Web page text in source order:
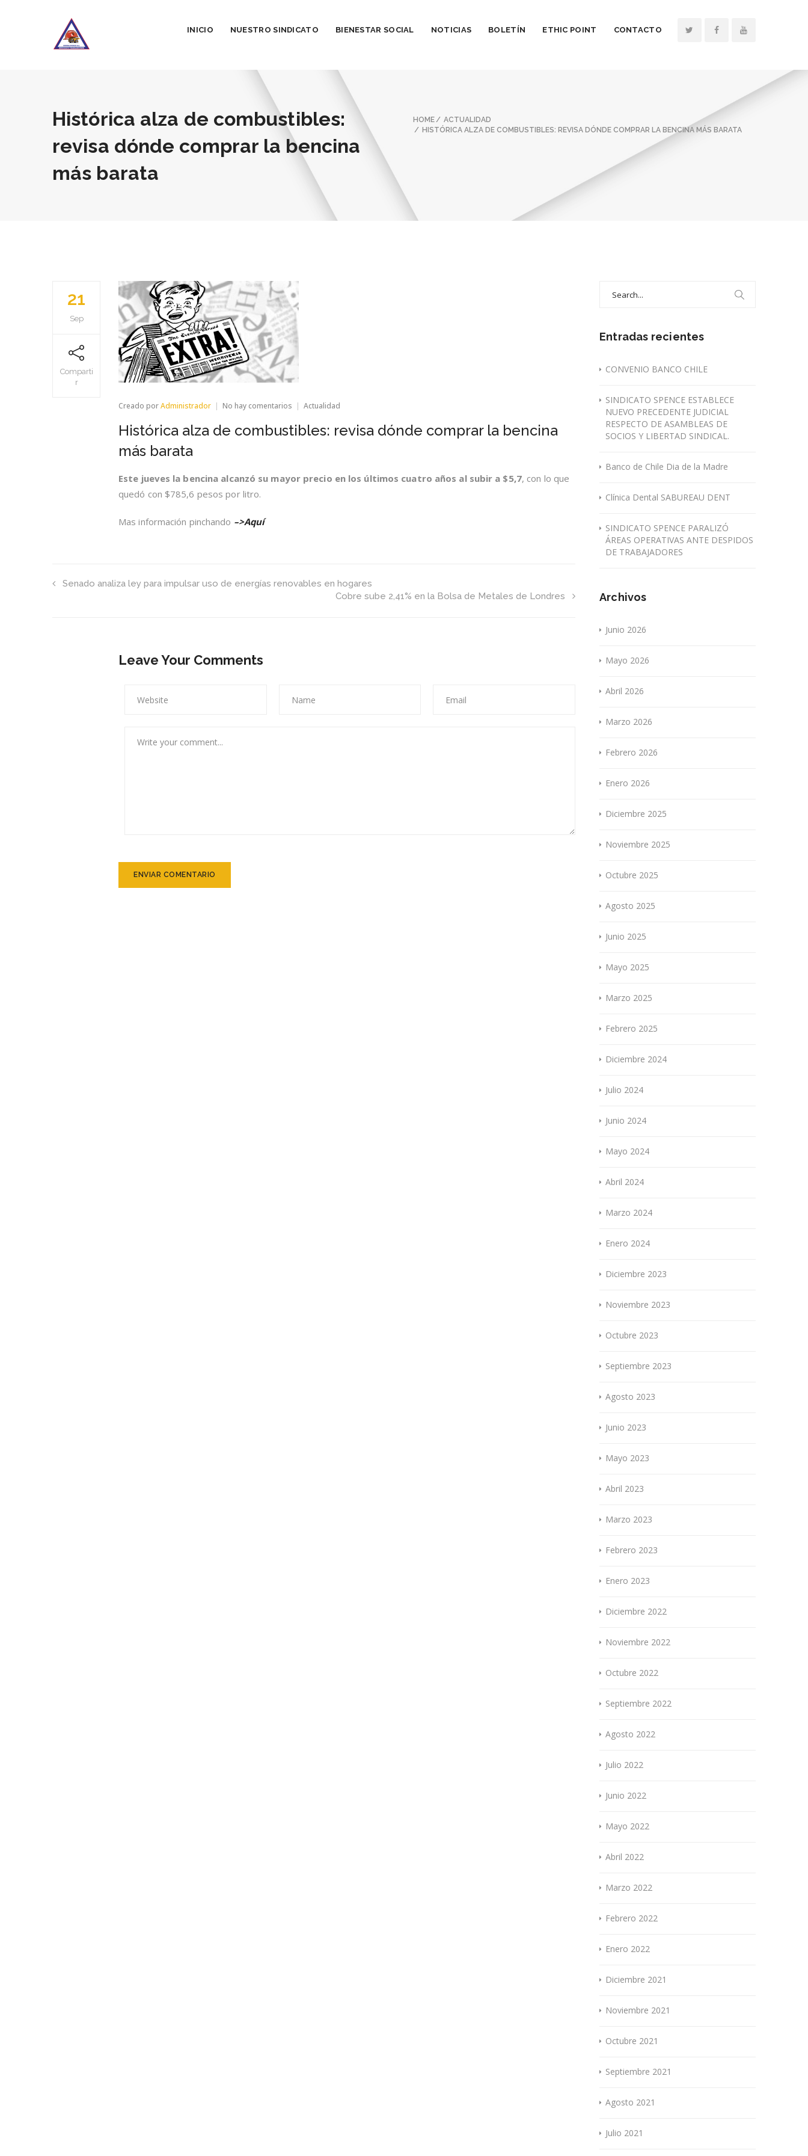
INICIO NUESTRO SINDICATO BIENESTAR SOCIAL NOTICIAS BOLETÍN ETHIC POINT CONTACTO
Histórica alza de combustibles:
revisa dónde comprar la bencina
más barata
HOME
ACTUALIDAD
HISTÓRICA ALZA DE COMBUSTIBLES: REVISA DÓNDE COMPRAR LA BENCINA MÁS BARATA
21
Sep
Comparti
r
Creado porAdministrador No hay comentarios en
alza
de
comprar
Actualidad
Histórica alza de combustibles: revisa dónde comprar la bencina
más barata
Este jueves la bencina alcanzó su mayor precio en los últimos cuatro años al subir a $5,7, con lo que
quedó con $785,6 pesos por litro.
Mas información pinchando –>Aquí
Senado analiza ley para impulsar uso de energías renovables en hogares
Cobre sube 2,41% en la Bolsa de Metales de Londres
Leave Your Comments
Entradas recientes
CONVENIO BANCO CHILE
SINDICATO SPENCE ESTABLECE
NUEVO PRECEDENTE JUDICIAL
RESPECTO DE ASAMBLEAS DE
SOCIOS Y LIBERTAD SINDICAL.
Banco de Chile Dia de la Madre
Clínica Dental SABUREAU DENT
SINDICATO SPENCE PARALIZÓ
ÁREAS OPERATIVAS ANTE DESPIDOS
DE TRABAJADORES
Archivos
Junio 2026
Mayo 2026
Abril 2026
Marzo 2026
Febrero 2026
Enero 2026
Diciembre 2025
Noviembre 2025
Octubre 2025
Agosto 2025
Junio 2025
Mayo 2025
Marzo 2025
Febrero 2025
Diciembre 2024
Julio 2024
Junio 2024
Mayo 2024
Abril 2024
Marzo 2024
Enero 2024
Diciembre 2023
Noviembre 2023
Octubre 2023
Septiembre 2023
Agosto 2023
Junio 2023
Mayo 2023
Abril 2023
Marzo 2023
Febrero 2023
Enero 2023
Diciembre 2022
Noviembre 2022
Octubre 2022
Septiembre 2022
Agosto 2022
Julio 2022
Junio 2022
Mayo 2022
Abril 2022
Marzo 2022
Febrero 2022
Enero 2022
Diciembre 2021
Noviembre 2021
Octubre 2021
Septiembre 2021
Agosto 2021
Julio 2021